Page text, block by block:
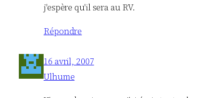
j'espère qu'il sera au RV.
Répondre
16 avril, 2007
Ulhume